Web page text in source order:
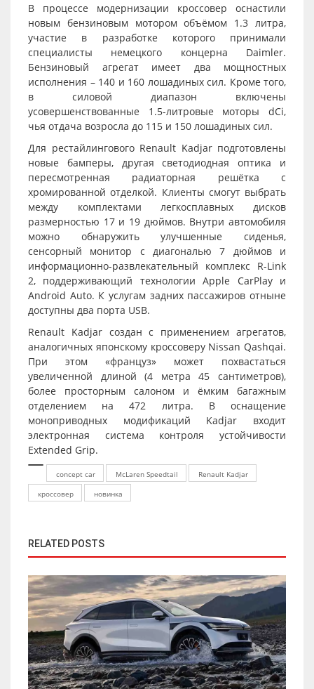
В процессе модернизации кроссовер оснастили
новым бензиновым мотором объёмом 1.3 литра,
участие в разработке которого принимали
специалисты немецкого концерна Daimler.
Бензиновый агрегат имеет два мощностных
исполнения – 140 и 160 лошадиных сил. Кроме того,
в силовой диапазон включены
усовершенствованные 1.5-литровые моторы dCi,
чья отдача возросла до 115 и 150 лошадиных сил.
Для рестайлингового Renault Kadjar подготовлены
новые бамперы, другая светодиодная оптика и
пересмотренная радиаторная решётка с
хромированной отделкой. Клиенты смогут выбрать
между комплектами легкосплавных дисков
размерностью 17 и 19 дюймов. Внутри автомобиля
можно обнаружить улучшенные сиденья,
сенсорный монитор с диагональю 7 дюймов и
информационно-развлекательный комплекс R-Link
2, поддерживающий технологии Apple CarPlay и
Android Auto. К услугам задних пассажиров отныне
доступны два порта USB.
Renault Kadjar создан с применением агрегатов,
аналогичных японскому кроссоверу Nissan Qashqai.
При этом «француз» может похвастаться
увеличенной длиной (4 метра 45 сантиметров),
более просторным салоном и ёмким багажным
отделением на 472 литра. В оснащение
моноприводных модификаций Kadjar входит
электронная система контроля устойчивости
Extended Grip.
concept car McLaren Speedtail
Renault Kadjar
кроссовер
новинка
RELATED POSTS